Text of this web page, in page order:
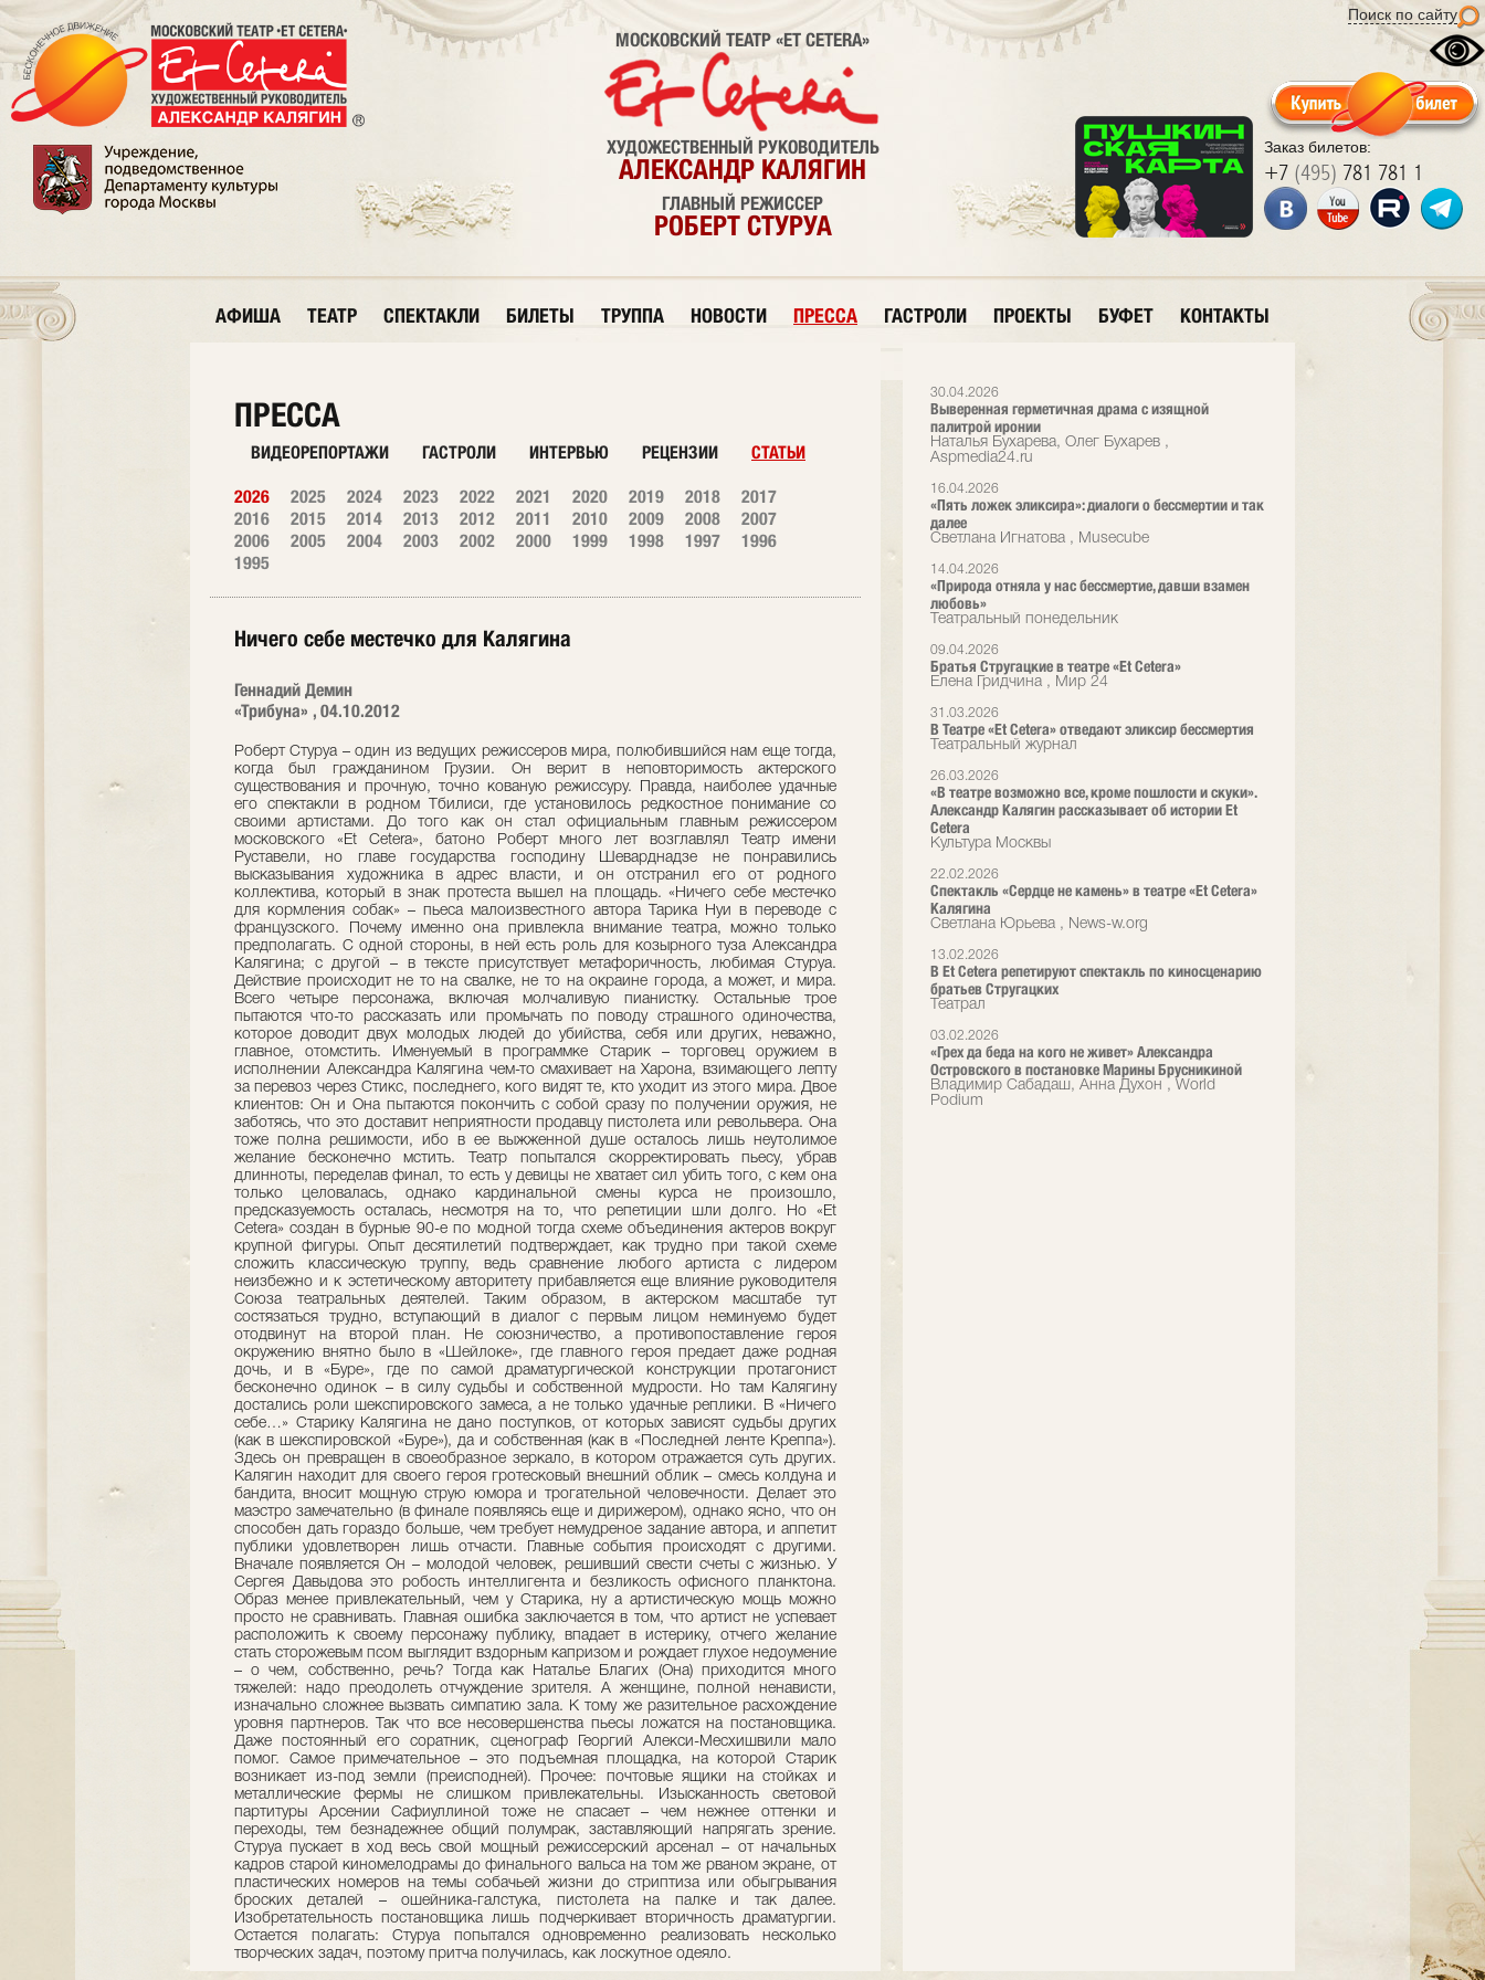
Поиск по сайту
Заказ билетов:
+7 (495) 781 781 1
МОСКОВСКИЙ ТЕАТР «ET CETERA»
ХУДОЖЕСТВЕННЫЙ РУКОВОДИТЕЛЬ
АЛЕКСАНДР КАЛЯГИН
ГЛАВНЫЙ РЕЖИССЕР
РОБЕРТ СТУРУА
АФИША ТЕАТР СПЕКТАКЛИ БИЛЕТЫ ТРУППА НОВОСТИ ПРЕССА ГАСТРОЛИ ПРОЕКТЫ БУФЕТ КОНТАКТЫ
30.04.2026
Выверенная герметичная драма с изящной
палитрой иронии
Наталья Бухарева, Олег Бухарев ,
Аspmedia24.ru
16.04.2026
«Пять ложек эликсира»: диалоги о бессмертии и так
далее
Светлана Игнатова , Musecube
14.04.2026
«Природа отняла у нас бессмертие, давши взамен
любовь»
Театральный понедельник
09.04.2026
Братья Стругацкие в театре «Et Cetera»
Елена Гридчина , Мир 24
31.03.2026
В Театре «Et Cetera» отведают эликсир бессмертия
Театральный журнал
26.03.2026
«В театре возможно все, кроме пошлости и скуки».
Александр Калягин рассказывает об истории Et
Cetera
Культура Москвы
22.02.2026
Спектакль «Сердце не камень» в театре «Et Cetera»
Калягина
Светлана Юрьева , News-w.org
13.02.2026
В Et Cetera репетируют спектакль по киносценарию
братьев Стругацких
Театрал
03.02.2026
«Грех да беда на кого не живет» Александра
Островского в постановке Марины Брусникиной
Владимир Сабадаш, Анна Духон , World
Podium
ПРЕССА
ВИДЕОРЕПОРТАЖИ ГАСТРОЛИ ИНТЕРВЬЮ РЕЦЕНЗИИ СТАТЬИ
2026 2025 2024 2023 2022 2021 2020 2019 2018
2017
2016
2015 2014 2013 2012 2011 2010 2009 2008
2007
2006
2005 2004 2003 2002 2000 1999 1998 1997
1996
1995
Ничего себе местечко для Калягина
Геннадий Демин
«Трибуна» , 04.10.2012
Роберт Стуруа – один из ведущих режиссеров мира, полюбившийся нам еще тогда,
когда был гражданином Грузии. Он верит в неповторимость актерского
существования и прочную, точно кованую режиссуру. Правда, наиболее удачные
его спектакли в родном Тбилиси, где установилось редкостное понимание со
своими артистами. До того как он стал официальным главным режиссером
московского «Et Cetera», батоно Роберт много лет возглавлял Театр имени
Руставели, но главе государства господину Шеварднадзе не понравились
высказывания художника в адрес власти, и он отстранил его от родного
коллектива, который в знак протеста вышел на площадь. «Ничего себе местечко
для кормления собак» – пьеса малоизвестного автора Тарика Нуи в переводе с
французского. Почему именно она привлекла внимание театра, можно только
предполагать. С одной стороны, в ней есть роль для козырного туза Александра
Калягина; с другой – в тексте присутствует метафоричность, любимая Стуруа.
Действие происходит не то на свалке, не то на окраине города, а может, и мира.
Всего четыре персонажа, включая молчаливую пианистку. Остальные трое
пытаются что-то рассказать или промычать по поводу страшного одиночества,
которое доводит двух молодых людей до убийства, себя или других, неважно,
главное, отомстить. Именуемый в программке Старик – торговец оружием в
исполнении Александра Калягина чем-то смахивает на Харона, взимающего лепту
за перевоз через Стикс, последнего, кого видят те, кто уходит из этого мира. Двое
клиентов: Он и Она пытаются покончить с собой сразу по получении оружия, не
заботясь, что это доставит неприятности продавцу пистолета или револьвера. Она
тоже полна решимости, ибо в ее выжженной душе осталось лишь неутолимое
желание бесконечно мстить. Театр попытался скорректировать пьесу, убрав
длинноты, переделав финал, то есть у девицы не хватает сил убить того, с кем она
только целовалась, однако кардинальной смены курса не произошло,
предсказуемость осталась, несмотря на то, что репетиции шли долго. Но «Et
Cetera» создан в бурные 90-е по модной тогда схеме объединения актеров вокруг
крупной фигуры. Опыт десятилетий подтверждает, как трудно при такой схеме
сложить классическую труппу, ведь сравнение любого артиста с лидером
неизбежно и к эстетическому авторитету прибавляется еще влияние руководителя
Союза театральных деятелей. Таким образом, в актерском масштабе тут
состязаться трудно, вступающий в диалог с первым лицом неминуемо будет
отодвинут на второй план. Не союзничество, а противопоставление героя
окружению внятно было в «Шейлоке», где главного героя предает даже родная
дочь, и в «Буре», где по самой драматургической конструкции протагонист
бесконечно одинок – в силу судьбы и собственной мудрости. Но там Калягину
достались роли шекспировского замеса, а не только удачные реплики. В «Ничего
себе…» Старику Калягина не дано поступков, от которых зависят судьбы других
(как в шекспировской «Буре»), да и собственная (как в «Последней ленте Креппа»).
Здесь он превращен в своеобразное зеркало, в котором отражается суть других.
Калягин находит для своего героя гротесковый внешний облик – смесь колдуна и
бандита, вносит мощную струю юмора и трогательной человечности. Делает это
маэстро замечательно (в финале появляясь еще и дирижером), однако ясно, что он
способен дать гораздо больше, чем требует немудреное задание автора, и аппетит
публики удовлетворен лишь отчасти. Главные события происходят с другими.
Вначале появляется Он – молодой человек, решивший свести счеты с жизнью. У
Сергея Давыдова это робость интеллигента и безликость офисного планктона.
Образ менее привлекательный, чем у Старика, ну а артистическую мощь можно
просто не сравнивать. Главная ошибка заключается в том, что артист не успевает
расположить к своему персонажу публику, впадает в истерику, отчего желание
стать сторожевым псом выглядит вздорным капризом и рождает глухое недоумение
– о чем, собственно, речь? Тогда как Наталье Благих (Она) приходится много
тяжелей: надо преодолеть отчуждение зрителя. А женщине, полной ненависти,
изначально сложнее вызвать симпатию зала. К тому же разительное расхождение
уровня партнеров. Так что все несовершенства пьесы ложатся на постановщика.
Даже постоянный его соратник, сценограф Георгий Алекси-Месхишвили мало
помог. Самое примечательное – это подъемная площадка, на которой Старик
возникает из-под земли (преисподней). Прочее: почтовые ящики на стойках и
металлические фермы не слишком привлекательны. Изысканность световой
партитуры Арсении Сафиуллиной тоже не спасает – чем нежнее оттенки и
переходы, тем безнадежнее общий полумрак, заставляющий напрягать зрение.
Стуруа пускает в ход весь свой мощный режиссерский арсенал – от начальных
кадров старой киномелодрамы до финального вальса на том же рваном экране, от
пластических номеров на темы собачьей жизни до стриптиза или обыгрывания
броских деталей – ошейника-галстука, пистолета на палке и так далее.
Изобретательность постановщика лишь подчеркивает вторичность драматургии.
Остается полагать: Стуруа попытался одновременно реализовать несколько
творческих задач, поэтому притча получилась, как лоскутное одеяло.